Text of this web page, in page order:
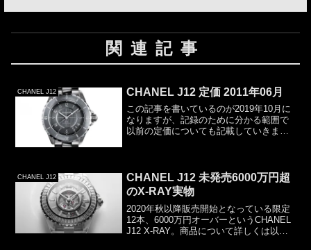
関連記事
CHANEL J12 CHANEL J12 定価 2011年06月
この記事を書いているのが2019年10月に
なりますが、記録のために分かる範囲で
以前の定価についても記載していきま
33mm、38mm、...
CHANEL J12
CHANEL J12 未発売6000万円超
のX-RAY実物
2020年秋以降販売開始となっている限定
12本、6000万円オーバーというCHANEL
J12 X-RAY。商品について詳しくは以下